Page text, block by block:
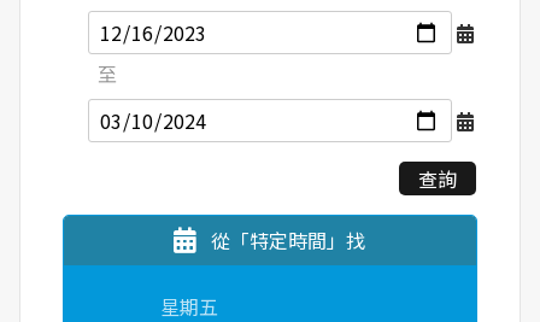
至
查詢
從「特定時間」找
星期五